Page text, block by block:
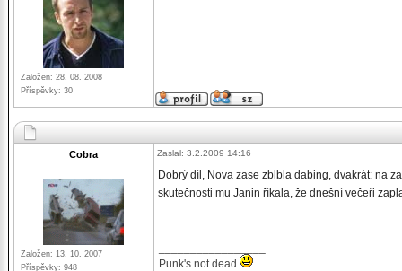
Založen: 28. 08. 2008
Příspěvky: 30
Cobra
Založen: 13. 10. 2007
Příspěvky: 948
Zaslal: 3.2.2009 14:16
Dobrý díl, Nova zase zblbla dabing, dvakrát: na
skutečnosti mu Janin říkala, že dnešní večeři
Punk's not dead